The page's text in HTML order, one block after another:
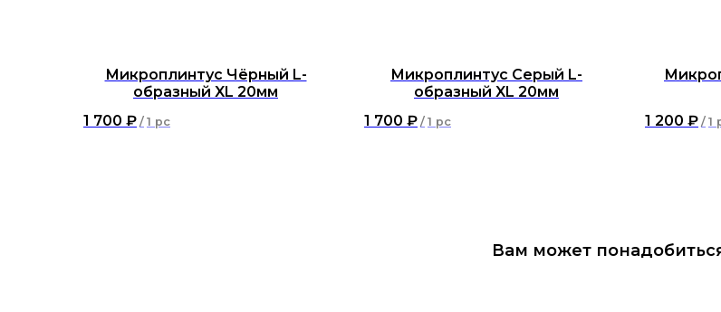
Микроплинтус Чёрный L-
образный XL 20мм
1 700 ₽ / 1 pc
Микроплинтус Серый L-
образный XL 20мм
1 700 ₽ / 1 pc
1 200 ₽ / 1
Вам может